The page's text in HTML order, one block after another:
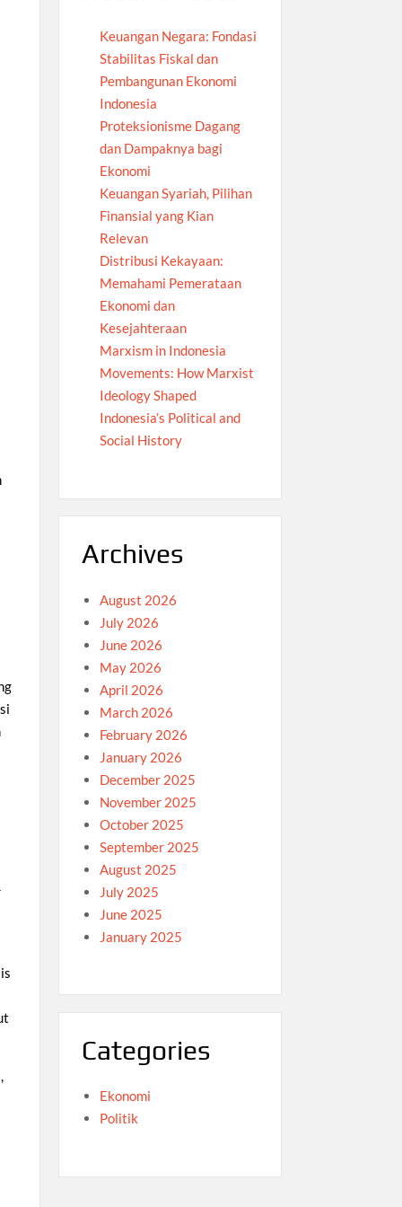
Keuangan Negara: Fondasi
Stabilitas Fiskal dan
Pembangunan Ekonomi
Indonesia
Proteksionisme Dagang
dan Dampaknya bagi
Ekonomi
Keuangan Syariah, Pilihan
Finansial yang Kian
Relevan
Distribusi Kekayaan:
Memahami Pemerataan
Ekonomi dan
Kesejahteraan
Marxism in Indonesia
Movements: How Marxist
Ideology Shaped
Indonesia’s Political and
Social History
Archives
August 2026
July 2026
June 2026
May 2026
April 2026
March 2026
February 2026
January 2026
December 2025
November 2025
October 2025
September 2025
August 2025
July 2025
June 2025
January 2025
Categories
Ekonomi
Politik